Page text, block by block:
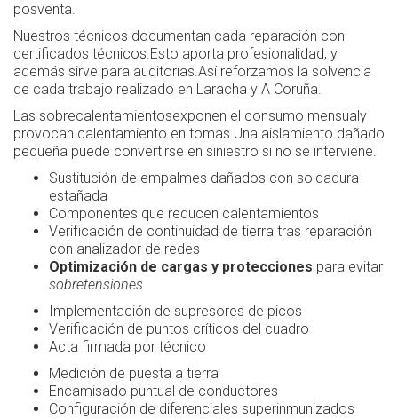
posventa.
Nuestros técnicos documentan cada reparación con
certificados técnicos.Esto aporta profesionalidad, y
además sirve para auditorías.Así reforzamos la solvencia
de cada trabajo realizado en Laracha y A Coruña.
Las sobrecalentamientosexponen el consumo mensualy
provocan calentamiento en tomas.Una aislamiento dañado
pequeña puede convertirse en siniestro si no se interviene.
Sustitución de empalmes dañados con soldadura
estañada
Componentes que reducen calentamientos
Verificación de continuidad de tierra tras reparación
con analizador de redes
Optimización de cargas y protecciones para evitar
sobretensiones
Implementación de supresores de picos
Verificación de puntos críticos del cuadro
Acta firmada por técnico
Medición de puesta a tierra
Encamisado puntual de conductores
Configuración de diferenciales superinmunizados